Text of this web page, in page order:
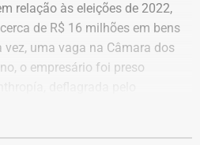
abandonado ou
dar um teto, o que já é
e perspectiva de vida
sobretudo para as crianças”,
relação às eleições de 2022,
de R$ 16 milhões em bens
vez, uma vaga na Câmara dos
o empresário foi preso
Janeiro (MPRJ), que
corrupção na Prefeitura de